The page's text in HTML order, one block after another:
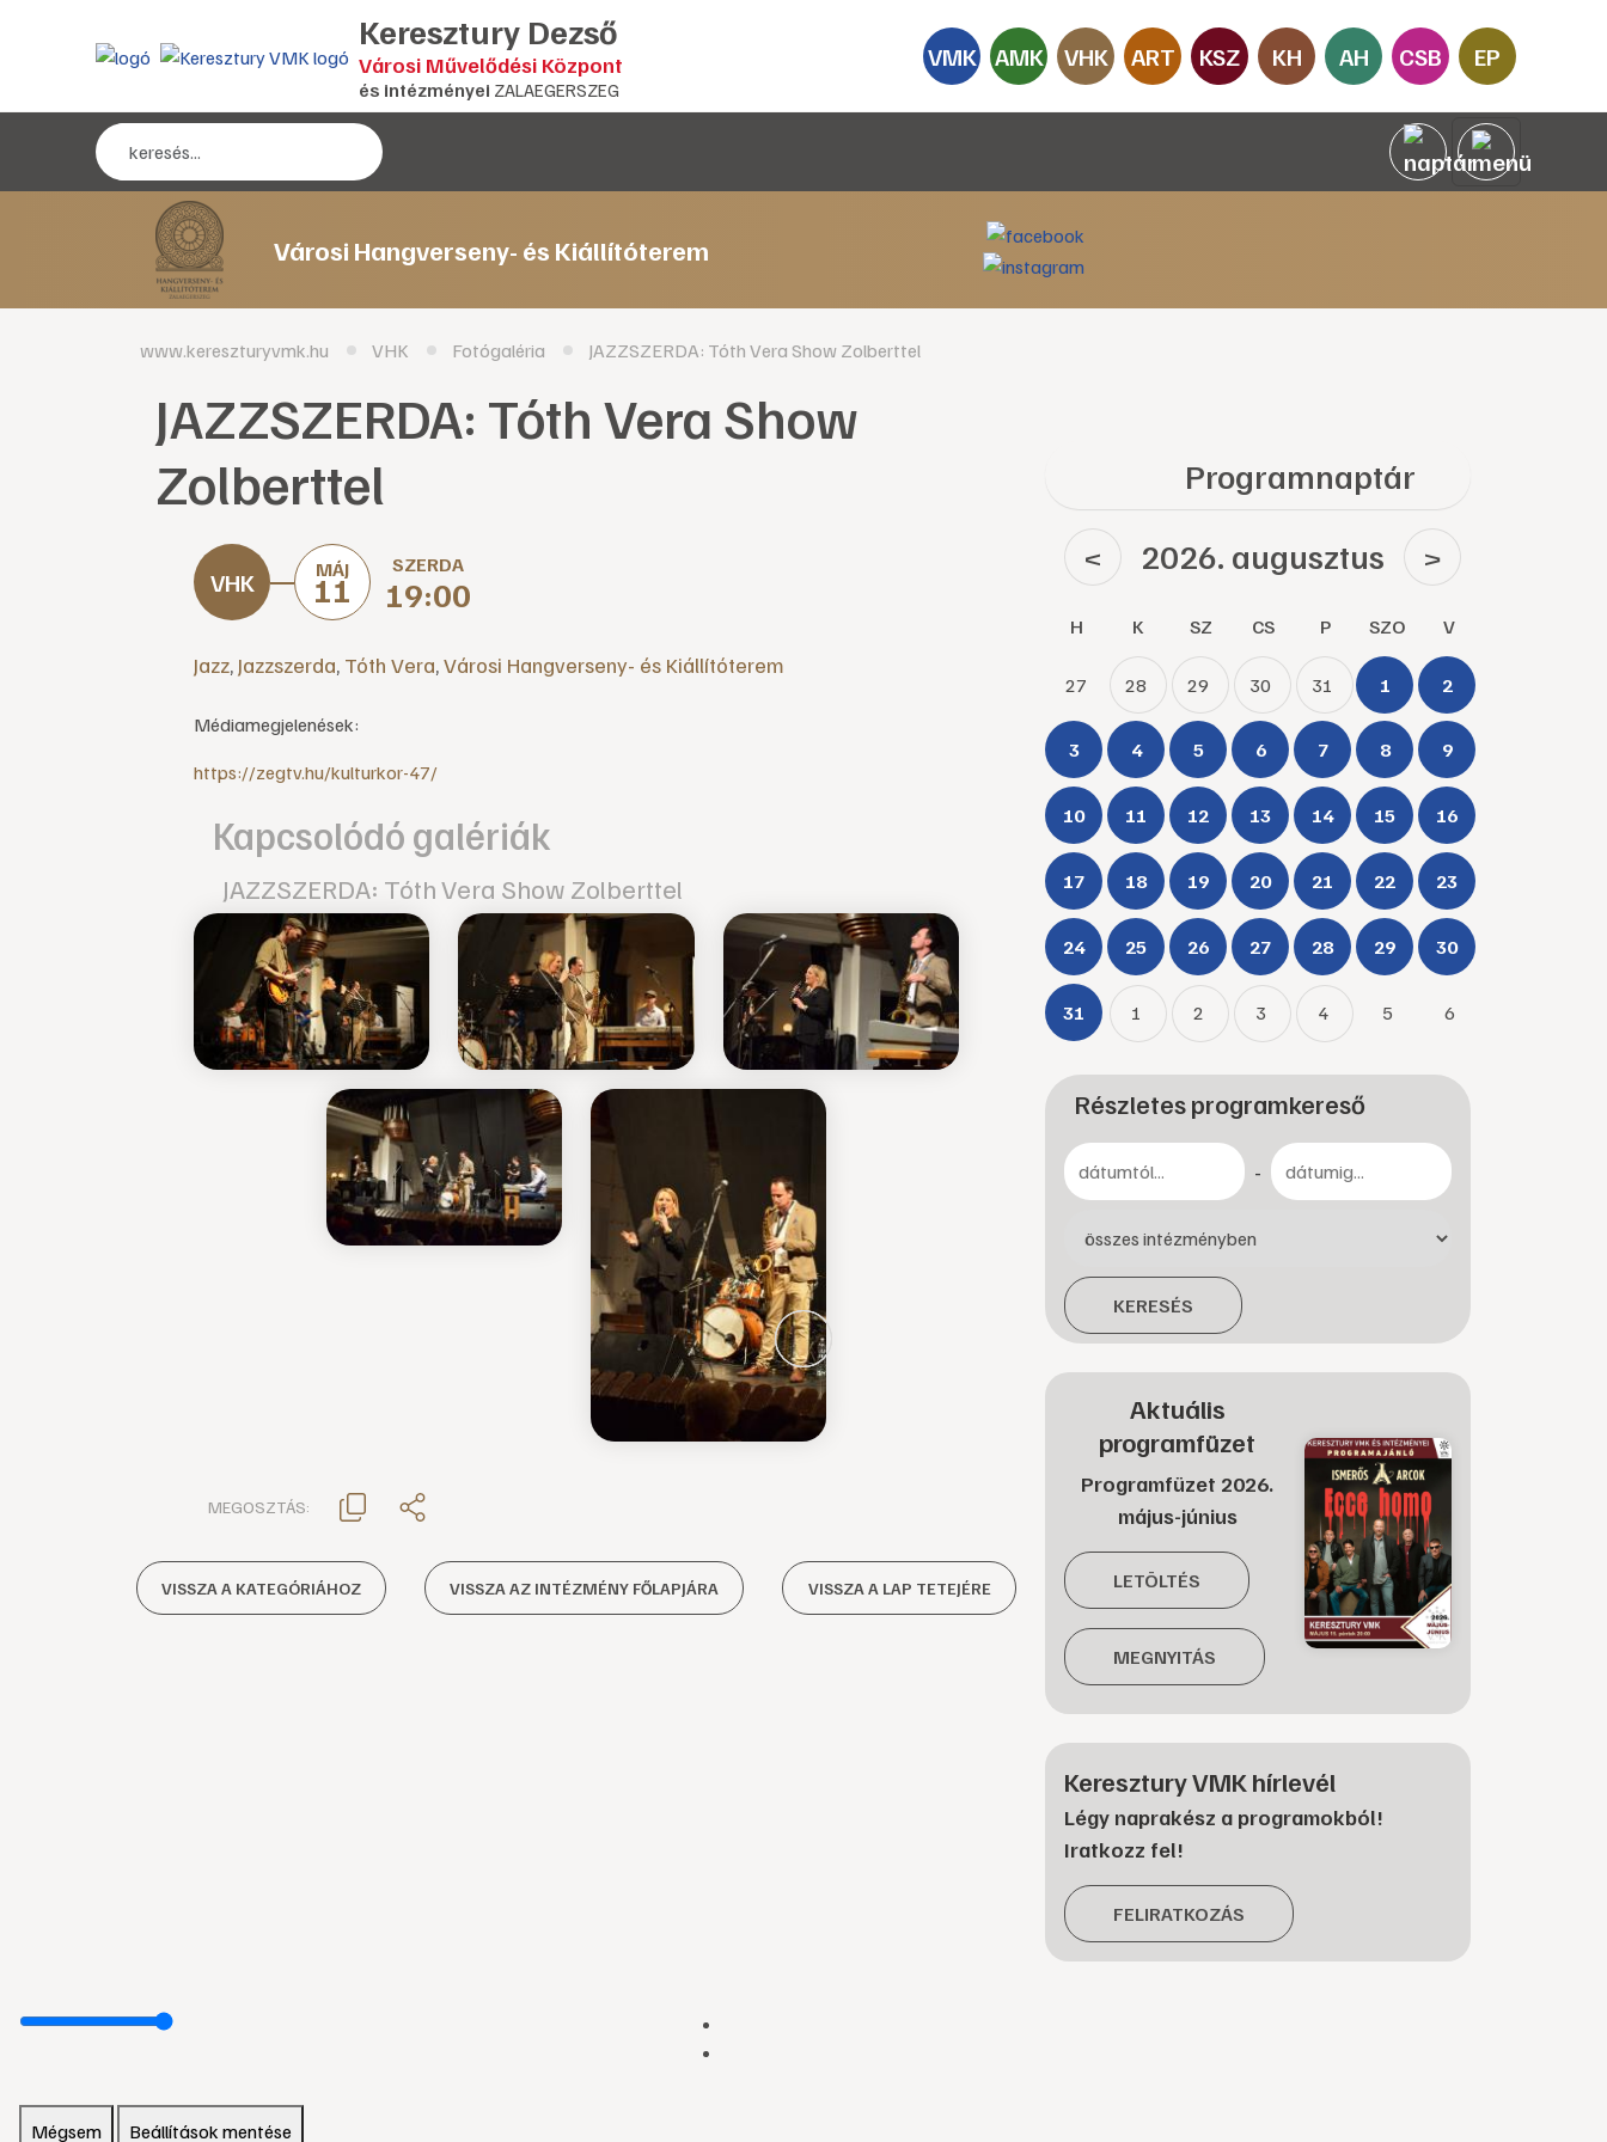
Keresztury Dezső
Városi Művelődési Központ
és intézményei ZALAEGERSZEG
VMK AMK VHK ART KSZ KH AH CSB EP
Városi Hangverseny- és Kiállítóterem
www.kereszturyvmk.hu VHK Fotógaléria JAZZSZERDA: Tóth Vera Show Zolberttel
JAZZSZERDA: Tóth Vera Show
Zolberttel
MÁJ
11
SZERDA
19:00
Jazz, Jazzszerda, Tóth Vera,Városi Hangverseny- és Kiállítóterem
Médiamegjelenések:
https://zegtv.hu/kulturkor-47/
Kapcsolódó galériák
JAZZSZERDA: Tóth Vera Show Zolberttel
MEGOSZTÁS:
VISSZA A KATEGÓRIÁHOZ VISSZA AZ INTÉZMÉNY FŐLAPJÁRA VISSZA A LAP TETEJÉRE
Programnaptár
< 2026. augusztus >
H K SZ CS P SZO V
27 28 29 30 31 1 2
3 4 5 6 7 8 9
10 11 12 13 14 15 16
17 18 19 20 21 22 23
24 25 26 27 28 29 30
31 1 2 3 4 5 6
Részletes programkereső
-
KERESÉS
Aktuális
programfüzet
Programfüzet 2026.
május-június
LETÖLTÉS
MEGNYITÁS
Keresztury VMK hírlevél
Légy naprakész a programokból!
Iratkozz fel!
FELIRATKOZÁS
Mégsem Beállítások mentése